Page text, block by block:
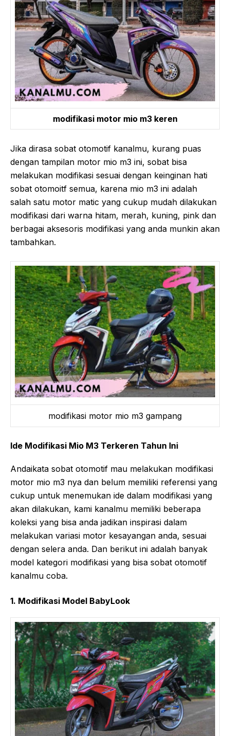
modifikasi motor mio m3 keren
Jika dirasa sobat otomotif kanalmu, kurang puas
dengan tampilan motor mio m3 ini, sobat bisa
melakukan modifikasi sesuai dengan keinginan hati
sobat otomoitf semua, karena mio m3 ini adalah
salah satu motor matic yang cukup mudah dilakukan
modifikasi dari warna hitam, merah, kuning, pink dan
berbagai aksesoris modifikasi yang anda munkin akan
tambahkan.
modifikasi motor mio m3 gampang
Ide Modifikasi Mio M3 Terkeren Tahun Ini
Andaikata sobat otomotif mau melakukan modifikasi
motor mio m3 nya dan belum memiliki referensi yang
cukup untuk menemukan ide dalam modifikasi yang
akan dilakukan, kami kanalmu memiliki beberapa
koleksi yang bisa anda jadikan inspirasi dalam
melakukan variasi motor kesayangan anda, sesuai
dengan selera anda. Dan berikut ini adalah banyak
model kategori modifikasi yang bisa sobat otomotif
kanalmu coba.
1. Modifikasi Model BabyLook